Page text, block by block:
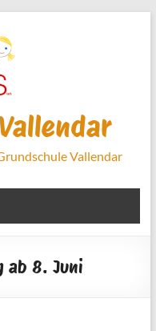
Vallendar
ab 8. Juni